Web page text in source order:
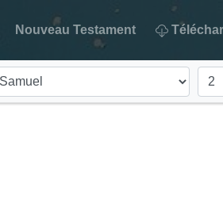
Nouveau Testament